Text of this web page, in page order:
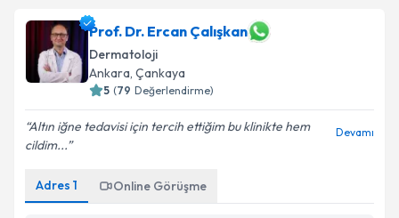
Prof. Dr. Ercan Çalışkan
Dermatoloji
Ankara, Çankaya
5 (79 Değerlendirme)
Altın iğne tedavisi için tercih ettiğim bu klinikte hem
cildim...
Devamı
Adres 1 Online Görüşme